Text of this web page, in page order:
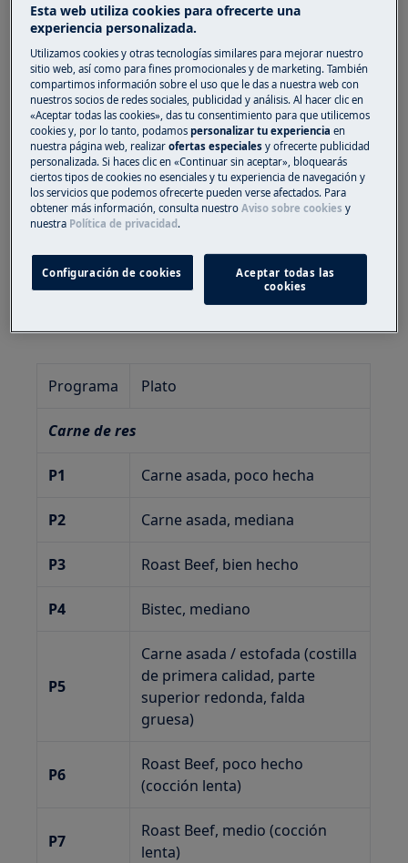
También puedes seleccionar los programas
manualmente en tu horno, sin la guía paso a
paso. En este caso, accede a MENÚ, selecciona
COCCIÓN ASISTIDA y, a continuación, selecciona
el programa correspondiente a tu plato.
Si tu horno no tiene la pantalla LED EXPlore, .
encuentra una descripción general de AssistedCooking
aquí
A continuación puedes encontrar una
descripción general de los programas de
AssistedCooking en la pantalla LED EXPlore de
tu horno:
Programa Plato
Carne de res
P1 Carne asada, poco hecha
P2 Carne asada, mediana
P3 Roast Beef, bien hecho
P4 Bistec, mediano
P5
Carne asada / estofada (costilla
de primera calidad, parte
superior redonda, falda
gruesa)
P6
Roast Beef, poco hecho
(cocción lenta)
P7
Roast Beef, medio (cocción
lenta)
Esta web utiliza cookies para ofrecerte una
experiencia personalizada.
Utilizamos cookies y otras tecnologías similares para mejorar nuestro
sitio web, así como para fines promocionales y de marketing. También
compartimos información sobre el uso que le das a nuestra web con
nuestros socios de redes sociales, publicidad y análisis. Al hacer clic en
«Aceptar todas las cookies», das tu consentimiento para que utilicemos
cookies y, por lo tanto, podamospersonalizar tu experienciaen
nuestra página web, realizarofertas especiales y ofrecerte publicidad
personalizada. Si haces clic en «Continuar sin aceptar», bloquearás
ciertos tipos de cookies no esenciales y tu experiencia de navegación y
los servicios que podemos ofrecerte pueden verse afectados. Para
obtener más información, consulta nuestroAviso sobre cookies y
nuestra Política de privacidad .
Configuración de cookies
Aceptar todas las
cookies